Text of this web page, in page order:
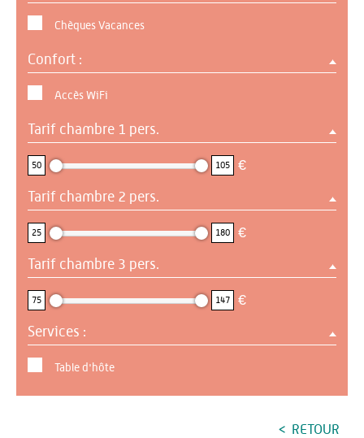
Chèques Vacances
Confort :
Accès WiFi
Tarif chambre 1 pers.
50 105 €
Tarif chambre 2 pers.
25 180 €
Tarif chambre 3 pers.
75 147 €
Services :
Table d'hôte
RETOUR